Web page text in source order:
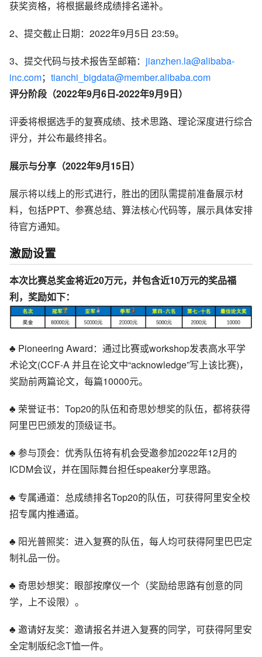
获奖资格，将根据最终成绩排名递补。
2、提交截止日期：2022年9月5日 23:59。
3、提交代码与技术报告至邮箱： jianzhen.la@alibaba-
inc.com； tianchi_bigdata@member.alibaba.com
评分阶段（2022年9月6日-2022年9月9日）
评委将根据选手的复赛成绩、技术思路、理论深度进行综合
评分，并公布最终排名。
展示与分享（2022年9月15日）
展示将以线上的形式进行，胜出的团队需提前准备展示材
料，包括PPT、参赛总结、算法核心代码等，展示具体安排
待官方通知。
激励设置
本次比赛总奖金将近20万元，并包含近10万元的奖品福
利，奖励如下：
♣ Pioneering Award：通过比赛或workshop发表高水平学
术论文(CCF-A 并且在论文中“acknowledge”写上该比赛)，
奖励前两篇论文，每篇10000元。
♣ 荣誉证书：Top20的队伍和奇思妙想奖的队伍，都将获得
阿里巴巴颁发的顶级证书。
♣ 参与顶会：优秀队伍将有机会受邀参加2022年12月的
ICDM会议，并在国际舞台担任speaker分享思路。
♣ 专属通道：总成绩排名Top20的队伍，可获得阿里安全校
招专属内推通道。
♣ 阳光普照奖：进入复赛的队伍，每人均可获得阿里巴巴定
制礼品一份。
♣ 奇思妙想奖：眼部按摩仪一个（奖励给思路有创意的同
学，上不设限）。
♣ 邀请好友奖：邀请报名并进入复赛的同学，可获得阿里安
全定制版纪念T恤一件。